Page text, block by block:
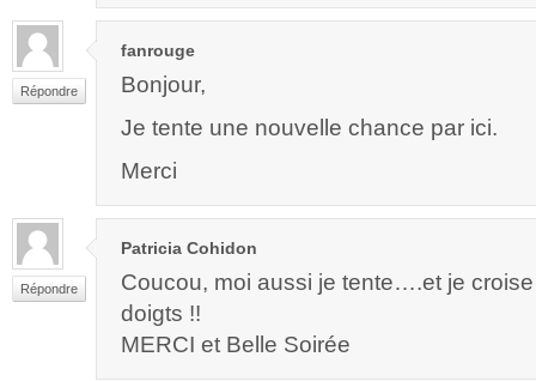
Répondre
fanrouge
Bonjour,
Je tente une nouvelle chance par ici.
Merci
Répondre
Patricia Cohidon
Coucou, moi aussi je tente….et je
doigts !!
MERCI et Belle Soirée